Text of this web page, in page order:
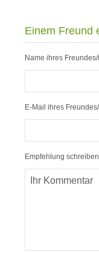
Einem Freund
Name ihres
E-Mail ihres
Empfehlung